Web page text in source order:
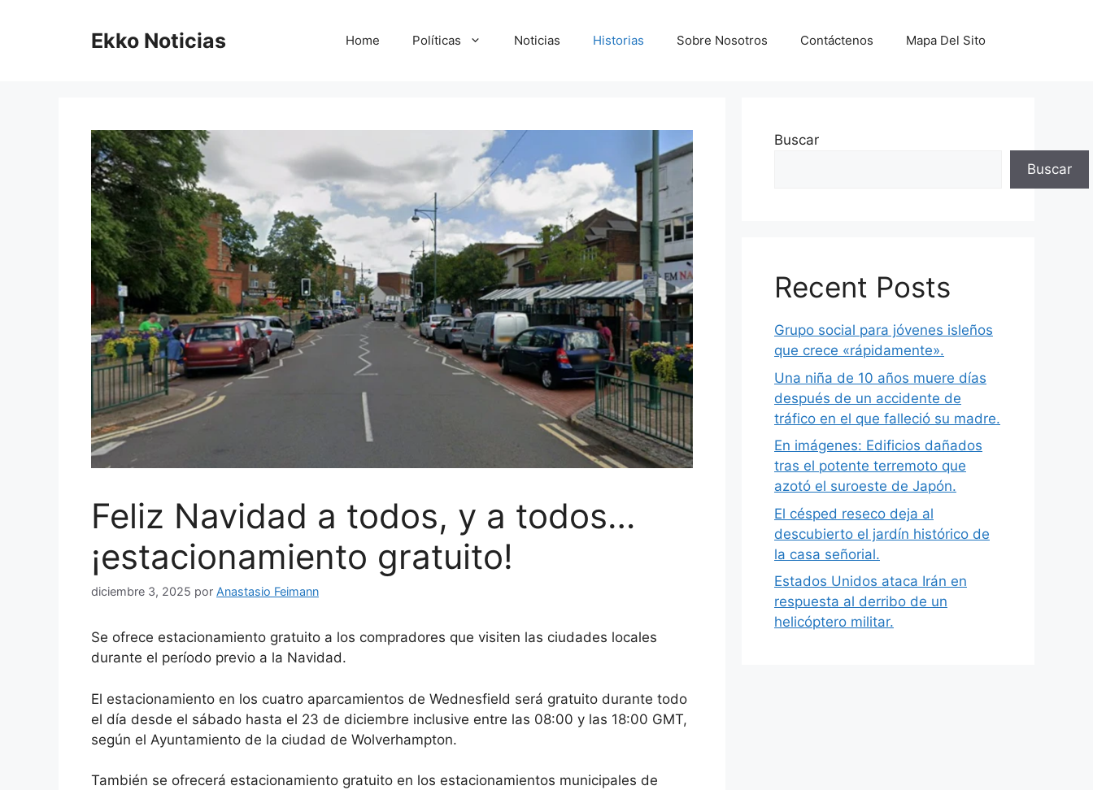
Ekko Noticias Home Políticas Noticias Historias Sobre Nosotros Contáctenos Mapa Del Sito
Feliz Navidad a todos, y a todos…
¡estacionamiento gratuito!
diciembre 3, 2025 por Anastasio Feimann
Se ofrece estacionamiento gratuito a los compradores que visiten las ciudades locales
durante el período previo a la Navidad.
El estacionamiento en los cuatro aparcamientos de Wednesfield será gratuito durante todo
el día desde el sábado hasta el 23 de diciembre inclusive entre las 08:00 y las 18:00 GMT,
según el Ayuntamiento de la ciudad de Wolverhampton.
También se ofrecerá estacionamiento gratuito en los estacionamientos municipales de
Buscar
Buscar
Recent Posts
Grupo social para jóvenes isleños
que crece «rápidamente».
Una niña de 10 años muere días
después de un accidente de
tráfico en el que falleció su madre.
En imágenes: Edificios dañados
tras el potente terremoto que
azotó el suroeste de Japón.
El césped reseco deja al
descubierto el jardín histórico de
la casa señorial.
Estados Unidos ataca Irán en
respuesta al derribo de un
helicóptero militar.